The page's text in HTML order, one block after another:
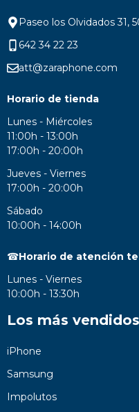
Paseo los Olvidados 31,
642 34 22 23
att@zaraphone.com
Horario de tienda
Lunes - Miércoles
11:00h - 13:00h
17:00h - 20:00h
Jueves - Viernes
17:00h - 20:00h
Sábado
10:00h - 14:00h
☎Horario de atención
Lunes - Viernes
10:00h - 13:30h
Los más vendidos
iPhone
Samsung
Impolutos